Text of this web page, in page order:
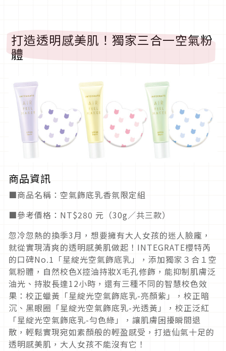
打造透明感美肌！獨家三合一空氣粉
體
商品資訊
■商品名稱：空氣飾底乳香氛限定組
■參考價格：NT$280 元（30g／共三款）
忽冷忽熱的換季3月，想要擁有大人女孩的迷人臉龐，
就從實現清爽的透明感美肌做起！INTEGRATE櫻特芮
的口碑No.1「星綻光空氣飾底乳」，添加獨家３合１空
氣粉體，自然校色X控油持妝X毛孔修飾，能抑制肌膚泛
油光、持妝長達12小時，還有三種不同的智慧校色效
果：校正蠟黃「星綻光空氣飾底乳-亮顏紫」，校正暗
沉、黑眼圈「星綻光空氣飾底乳-光透黃」，校正泛紅
「星綻光空氣飾底乳-勻色綠」，讓肌膚困擾瞬間退
散，輕鬆實現宛如素顏般的輕盈感受，打造仙氣十足的
透明感美肌，大人女孩不能沒有它！